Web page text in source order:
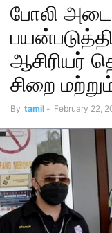
போலி
ஆசிரியர்
சிறை
By tamil - February 22,